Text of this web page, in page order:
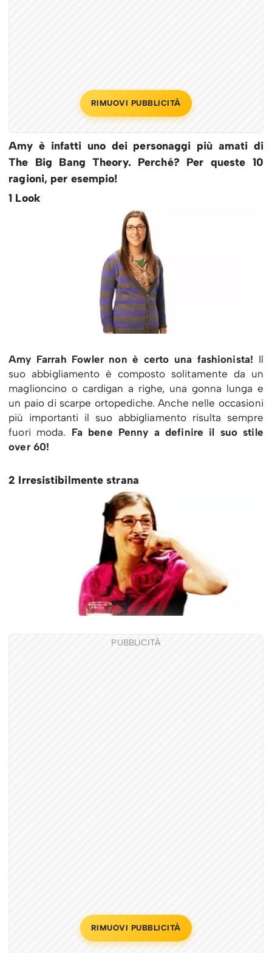
RIMUOVI PUBBLICITÀ
Amy è infatti uno dei personaggi più amati di
The Big Bang Theory. Perché? Per queste 10
ragioni, per esempio!
1 Look
Amy Farrah Fowler non è certo una fashionista! Il
suo abbigliamento è composto solitamente da un
maglioncino o cardigan a righe, una gonna lunga e
un paio di scarpe ortopediche. Anche nelle occasioni
più importanti il suo abbigliamento risulta sempre
fuori moda. Fa bene Penny a definire il suo stile
over 60!
2 Irresistibilmente strana
PUBBLICITÀ
RIMUOVI PUBBLICITÀ